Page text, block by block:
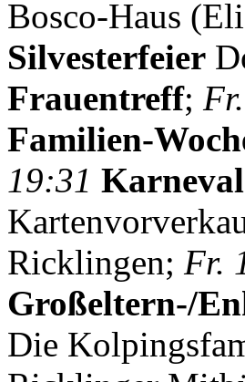
Bosco-Haus
Silvesterfeier
Frauentreff;
Familien-
19:31
Ricklingen; Fr.
Großeltern-/
Die